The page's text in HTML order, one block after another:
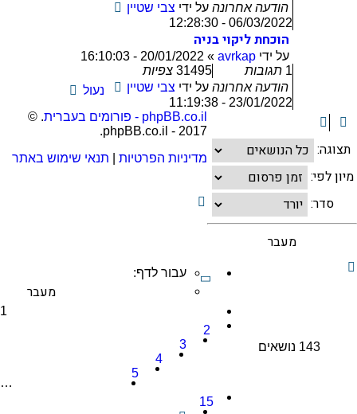
הודעה אחרונה על ידי צבי שטיין
06/03/2022 - 12:28:30
הוכחת ליקוי בניה
על ידי avrkap
»
20/01/2022 - 16:10:03
1 תגובות 31495 צפיות
הודעה אחרונה על ידי צבי שטיין
23/01/2022 - 11:19:38
נעול
תצוגה:
מיון לפי:
סדר:
143 נושאים
דף
מתוך
15
עבור לדף:
1
2
3
4
5
…
15
phpBB.co.il - פורומים בעברית
. ©
2017 - phpBB.co.il.
מדיניות הפרטיות
תנאי שימוש באתר